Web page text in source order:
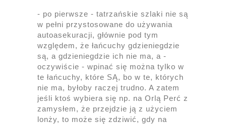
- po pierwsze - tatrzańskie szlaki nie są
w pełni przystosowane do używania
autoasekuracji, głównie pod tym
względem, że łańcuchy gdzieniegdzie
są, a gdzieniegdzie ich nie ma, a -
oczywiście - wpinać się można tylko w
te łańcuchy, które SĄ, bo w te, których
nie ma, byłoby raczej trudno. A zatem
jeśli ktoś wybiera się np. na Orlą Perć z
zamysłem, że przejdzie ją z użyciem
lonży, to może się zdziwić, gdy na